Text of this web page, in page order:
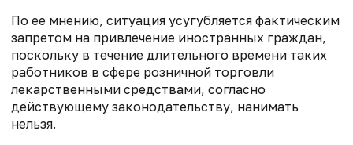
По ее мнению, ситуация усугубляется фактическим
запретом на привлечение иностранных граждан,
поскольку в течение длительного времени таких
работников в сфере розничной торговли
лекарственными средствами, согласно
действующему законодательству, нанимать
нельзя.